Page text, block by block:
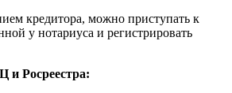
кредитора, можно приступать к
у нотариуса и регистрировать
Росреестра: